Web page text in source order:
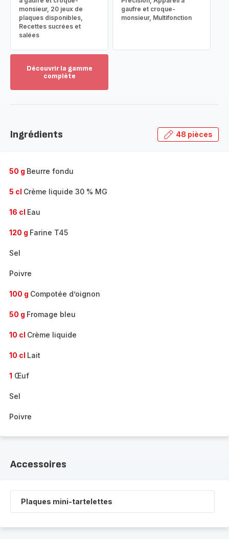
monsieur, 20 jeux de
plaques disponibles,
Recettes sucrées et
salées
gaufre et croque-
monsieur, Multifonction
Découvrir la gamme
complète
gamme
Ingrédients 48 pièces
50 g Beurre fondu
5 cl Crème liquide 30 % MG
16 cl Eau
120 g Farine T45
Sel
Poivre
100 g Compotée d’oignon
50 g Fromage bleu
10 cl Crème liquide
10 cl Lait
1 Œuf
Sel
Poivre
Accessoires
Plaques mini-tartelettes